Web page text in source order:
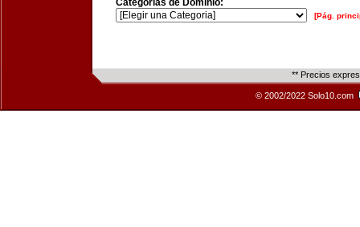
Categorías de Dominio:
[Pág.
** Precios
© 2002/2022 Solo10.com